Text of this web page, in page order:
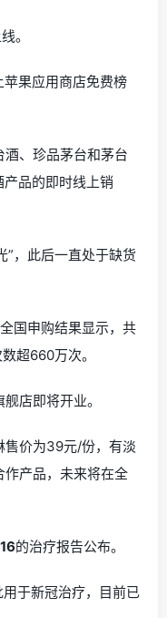
。
果应用商店免费榜
、珍品茅台和茅台
品的即时线上销
”，此后一直处于缺货
国申购结果显示，共
超660万次。
店即将开业。
售价为39元/份，有淡
作产品，未来将在全
的治疗报告公布。
于新冠治疗，目前已